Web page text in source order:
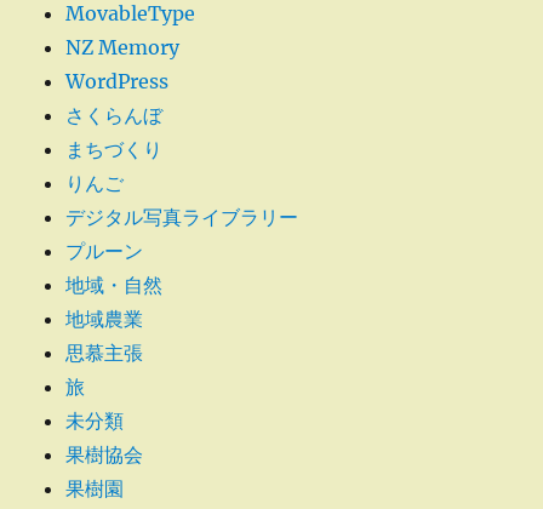
MovableType
NZ Memory
WordPress
さくらんぼ
まちづくり
りんご
デジタル写真ライブラリー
プルーン
地域・自然
地域農業
思慕主張
旅
未分類
果樹協会
果樹園